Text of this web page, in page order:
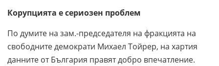
Корупцията е сериозен проблем
По думите на зам.-председателя на фракцията на
свободните демократи Михаел Тойрер, на хартия
данните от България правят добро впечатление.